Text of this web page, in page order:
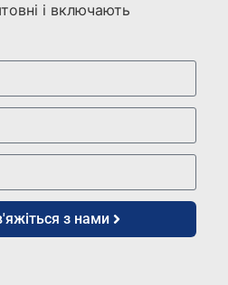
і включають
з нами